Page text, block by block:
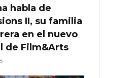
habla de
II, su familia
en el nuevo
de Film&Arts